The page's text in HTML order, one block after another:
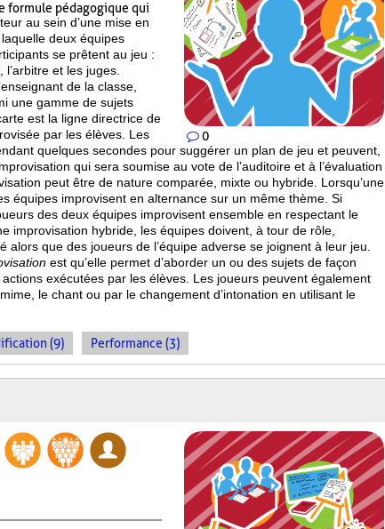
0
formule pédagogique qui
au sein d’une mise en
deux équipes
se prêtent au jeu :
et les juges.
de la classe,
une gamme de sujets
est la ligne directrice de
par les élèves. Les
quelques secondes pour suggérer un plan de jeu et peuvent,
qui sera soumise au vote de l’auditoire et à l’évaluation
peut être de nature comparée, mixte ou hybride. Lorsqu’une
équipes improvisent en alternance sur un même thème. Si
des deux équipes improvisent ensemble en respectant le
improvisation hybride, les équipes doivent, à tour de rôle,
alors que des joueurs de l’équipe adverse se joignent à leur jeu.
est qu’elle permet d’aborder un ou des sujets de façon
exécutées par les élèves. Les joueurs peuvent également
le chant ou par le changement d’intonation en utilisant le
(9) Performance (3)